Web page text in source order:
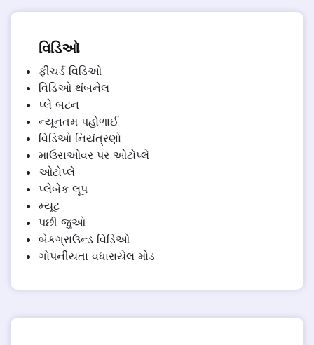
વિડિઓ
ફીચર્ડ વિડિઓ
વિડિઓ થંબનેલ
પ્લે બટન
ન્યૂનતમ પહોળાઈ
વિડિઓ નિયંત્રણો
માઉસઓવર પર ઓટોપ્લે
ઓટોપ્લે
પ્લેબેક લૂપ
મ્યૂટ
પછી જુઓ
બેકગ્રાઉન્ડ વિડિઓ
ગોપનીયતા વધારાયેલ મોડ